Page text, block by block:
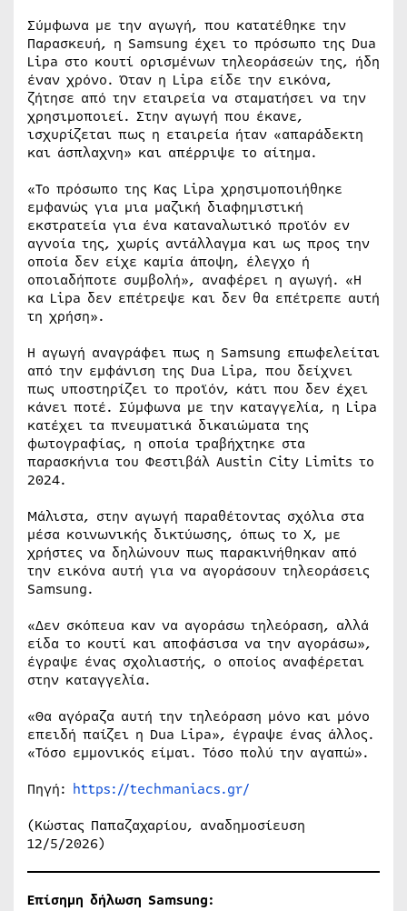
Σύμφωνα με την αγωγή, που κατατέθηκε την
Παρασκευή, η Samsung έχει το πρόσωπο της Dua
Lipa στο κουτί ορισμένων τηλεοράσεών της, ήδη
έναν χρόνο. Όταν η Lipa είδε την εικόνα,
ζήτησε από την εταιρεία να σταματήσει να την
χρησιμοποιεί. Στην αγωγή που έκανε,
ισχυρίζεται πως η εταιρεία ήταν «απαράδεκτη
και άσπλαχνη» και απέρριψε το αίτημα.
«Το πρόσωπο της Κας Lipa χρησιμοποιήθηκε
εμφανώς για μια μαζική διαφημιστική
εκστρατεία για ένα καταναλωτικό προϊόν εν
αγνοία της, χωρίς αντάλλαγμα και ως προς την
οποία δεν είχε καμία άποψη, έλεγχο ή
οποιαδήποτε συμβολή», αναφέρει η αγωγή. «Η
κα Lipa δεν επέτρεψε και δεν θα επέτρεπε αυτή
τη χρήση».
Η αγωγή αναγράφει πως η Samsung επωφελείται
από την εμφάνιση της Dua Lipa, που δείχνει
πως υποστηρίζει το προϊόν, κάτι που δεν έχει
κάνει ποτέ. Σύμφωνα με την καταγγελία, η Lipa
κατέχει τα πνευματικά δικαιώματα της
φωτογραφίας, η οποία τραβήχτηκε στα
παρασκήνια του Φεστιβάλ Austin City Limits το
2024.
Μάλιστα, στην αγωγή παραθέτοντας σχόλια στα
μέσα κοινωνικής δικτύωσης, όπως το X, με
χρήστες να δηλώνουν πως παρακινήθηκαν από
την εικόνα αυτή για να αγοράσουν τηλεοράσεις
Samsung.
«Δεν σκόπευα καν να αγοράσω τηλεόραση, αλλά
είδα το κουτί και αποφάσισα να την αγοράσω»,
έγραψε ένας σχολιαστής, ο οποίος αναφέρεται
στην καταγγελία.
«Θα αγόραζα αυτή την τηλεόραση μόνο και μόνο
επειδή παίζει η Dua Lipa», έγραψε ένας άλλος.
«Τόσο εμμονικός είμαι. Τόσο πολύ την αγαπώ».
Πηγή: https://techmaniacs.gr/
(Κώστας Παπαζαχαρίου, αναδημοσίευση
12/5/2026)
Επίσημη δήλωση Samsung: